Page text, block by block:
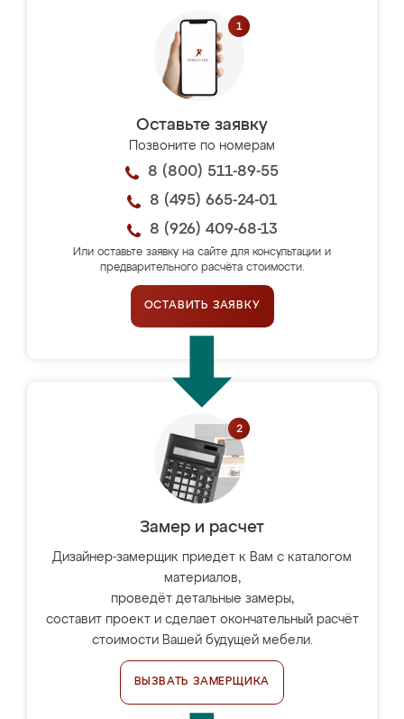
Оставьте заявку
Позвоните по номерам
8 (800) 511-89-55
8 (495) 665-24-01
8 (926) 409-68-13
Или оставьте заявку на сайте для консультации и
предварительного расчёта стоимости.
ОСТАВИТЬ ЗАЯВКУ
Замер и расчет
Дизайнер-замерщик приедет к Вам с каталогом
материалов,
проведёт детальные замеры,
составит проект и сделает окончательный расчёт
стоимости Вашей будущей мебели.
ВЫЗВАТЬ ЗАМЕРЩИКА